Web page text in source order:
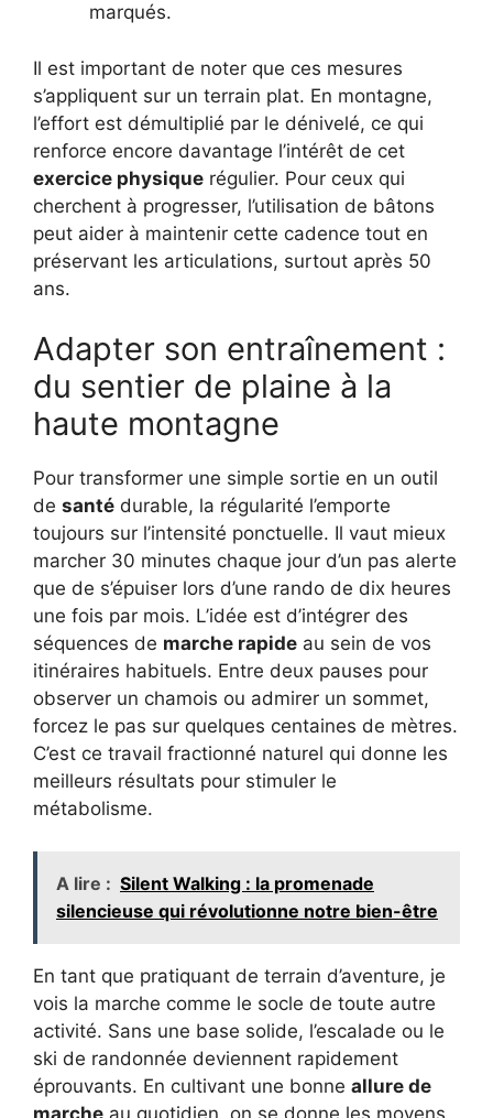
marqués.
Il est important de noter que ces mesures
s’appliquent sur un terrain plat. En montagne,
l’effort est démultiplié par le dénivelé, ce qui
renforce encore davantage l’intérêt de cet
exercice physique régulier. Pour ceux qui
cherchent à progresser, l’utilisation de bâtons
peut aider à maintenir cette cadence tout en
préservant les articulations, surtout après 50
ans.
Adapter son entraînement :
du sentier de plaine à la
haute montagne
Pour transformer une simple sortie en un outil
de santé durable, la régularité l’emporte
toujours sur l’intensité ponctuelle. Il vaut mieux
marcher 30 minutes chaque jour d’un pas alerte
que de s’épuiser lors d’une rando de dix heures
une fois par mois. L’idée est d’intégrer des
séquences de marche rapide au sein de vos
itinéraires habituels. Entre deux pauses pour
observer un chamois ou admirer un sommet,
forcez le pas sur quelques centaines de mètres.
C’est ce travail fractionné naturel qui donne les
meilleurs résultats pour stimuler le
métabolisme.
A lire : Silent Walking : la promenade
silencieuse qui révolutionne notre bien-être
En tant que pratiquant de terrain d’aventure, je
vois la marche comme le socle de toute autre
activité. Sans une base solide, l’escalade ou le
ski de randonnée deviennent rapidement
éprouvants. En cultivant une bonne allure de
marche au quotidien, on se donne les moyens